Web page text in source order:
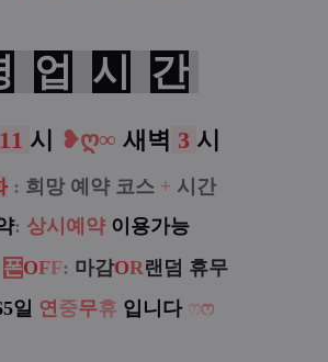
업 시 간
11 시 ❥ღ∞ 새벽 3 시
: 희망 예약 코스 + 시간
: 상시예약 이용가능
폰OFF: 마감OR랜덤 휴무
일 연 중무휴 입니다 ෆෆ